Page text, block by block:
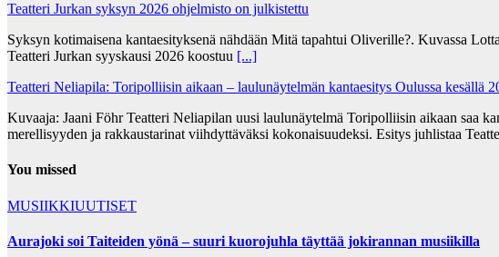
Teatteri Jurkan syksyn 2026 ohjelmisto on julkistettu
Syksyn kotimaisena kantaesityksenä nähdään Mitä tapahtui Oliverille?. Kuvassa
Teatteri Jurkan syyskausi 2026 koostuu [...]
Teatteri Neliapila: Toripolliisin aikaan – laulunäytelmän kantaesitys Oulussa kesällä
Kuvaaja: Jaani Föhr Teatteri Neliapilan uusi laulunäytelmä Toripolliisin aikaan saa
merellisyyden ja rakkaustarinat viihdyttäväksi kokonaisuudeksi. Esitys juhlistaa
You missed
MUSIIKKIUUTISET
Aurajoki soi Taiteiden yönä – suuri kuorojuhla täyttää jokirannan musiikilla